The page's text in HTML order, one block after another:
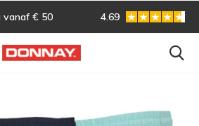
Gratis omruilen 4.69